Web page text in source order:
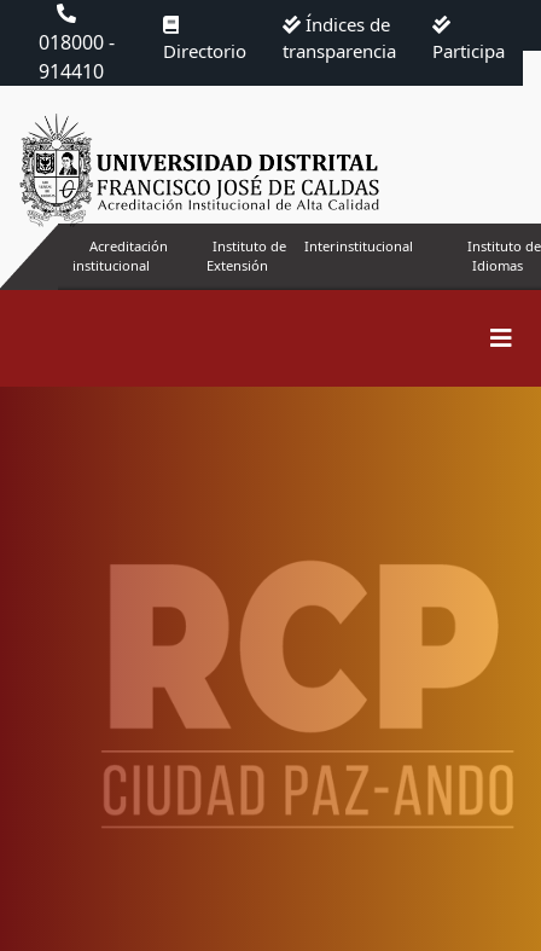
018000 -
914410
Directorio
Índices de
transparencia
Participa
Acreditación
institucional
Instituto de
Extensión
Interinstitucional
Instituto de
Idiomas